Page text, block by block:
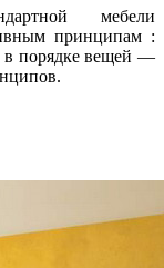
мебели
принципам :
в порядке вещей —